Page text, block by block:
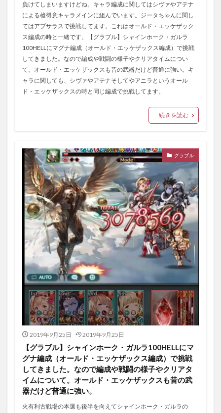
負けてしまいますけどね。キャラ編成に関してはシヴァやアテナ
による槍得意キャラメインに組んでいます。ジータちゃんに関し
てはアプサラスで挑戦してます。これはオールド・エッケザック
ス編成の時と一緒です。【グラブル】シャインホーク・ガルラ
100HELLにマグナ編成（オールド・エッケザックス編成）で挑戦
してきました。なので編成や戦闘の様子やクリアタイムについ
て。オールド・エッケザックスも昔の武器だけど普通に強い。キ
ャラに関しても、シヴァやアテナそしてやアニラというオール
ド・エッケザックスの時と同じ編成で挑戦してます。
続きを読む
グラブル
2019年9月25日 2019年9月25日
【グラブル】シャインホーク・ガルラ100HELLにマ
グナ編成（オールド・エッケザックス編成）で挑戦
してきました。なので編成や戦闘の様子やクリアタ
イムについて。オールド・エッケザックスも昔の武
器だけど普通に強い。
火有利古戦場の本選も後半を向えてシャインホーク・ガルラの